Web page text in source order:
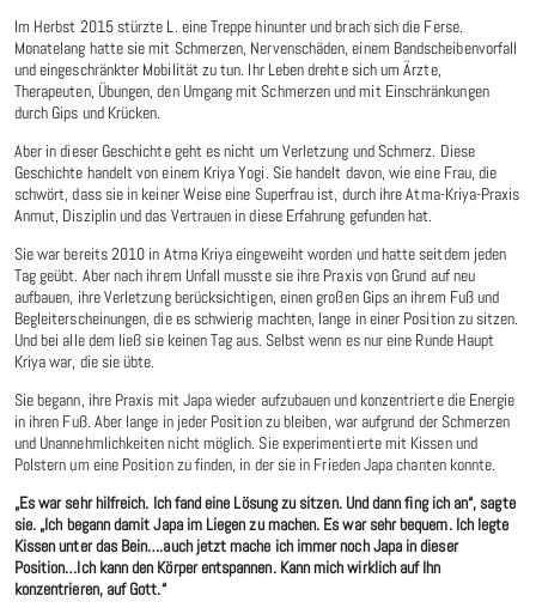
Im Herbst 2015 stürzte L. eine Treppe hinunter und brach sich die Ferse.
Monatelang hatte sie mit Schmerzen, Nervenschäden, einem Bandscheibenvorfall
und eingeschränkter Mobilität zu tun. Ihr Leben drehte sich um Ärzte,
Therapeuten, Übungen, den Umgang mit Schmerzen und mit Einschränkungen
durch Gips und Krücken.
Aber in dieser Geschichte geht es nicht um Verletzung und Schmerz. Diese
Geschichte handelt von einem Kriya Yogi. Sie handelt davon, wie eine Frau, die
schwört, dass sie in keiner Weise eine Superfrau ist, durch ihre Atma-Kriya-Praxis
Anmut, Disziplin und das Vertrauen in diese Erfahrung gefunden hat.
Sie war bereits 2010 in Atma Kriya eingeweiht worden und hatte seitdem jeden
Tag geübt. Aber nach ihrem Unfall musste sie ihre Praxis von Grund auf neu
aufbauen, ihre Verletzung berücksichtigen, einen großen Gips an ihrem Fuß und
Begleiterscheinungen, die es schwierig machten, lange in einer Position zu sitzen.
Und bei alle dem ließ sie keinen Tag aus. Selbst wenn es nur eine Runde Haupt
Kriya war, die sie übte.
Sie begann, ihre Praxis mit Japa wieder aufzubauen und konzentrierte die Energie
in ihren Fuß. Aber lange in jeder Position zu bleiben, war aufgrund der Schmerzen
und Unannehmlichkeiten nicht möglich. Sie experimentierte mit Kissen und
Polstern um eine Position zu finden, in der sie in Frieden Japa chanten konnte.
„Es war sehr hilfreich. Ich fand eine Lösung zu sitzen. Und dann fing ich an“, sagte
sie. „Ich begann damit Japa im Liegen zu machen. Es war sehr bequem. Ich legte
Kissen unter das Bein….auch jetzt mache ich immer noch Japa in dieser
Position…Ich kann den Körper entspannen. Kann mich wirklich auf Ihn
konzentrieren, auf Gott.“